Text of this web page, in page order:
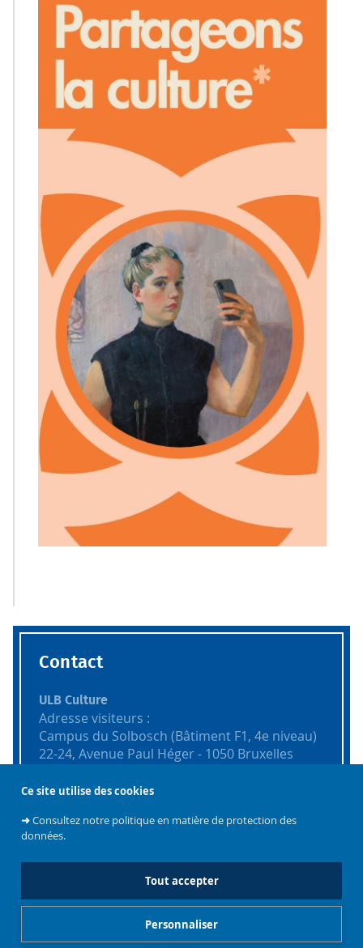
Ce site utilise des cookies
➜Consultez notre politique en matière de protection des
données.
Tout accepter
Personnaliser
Contact
ULB Culture
Adresse visiteurs :
Campus du Solbosch (Bâtiment F1, 4e niveau)
22-24, Avenue Paul Héger - 1050 Bruxelles
Adresse postale :
50, avenue F. D. Roosevelt - 1050 Bruxelles
culture@ulb.be